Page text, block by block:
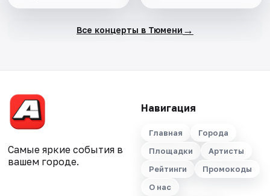
Все концерты в Тюмени →
Самые яркие события в
вашем городе.
Навигация
Главная
Города
Площадки
Артисты
Рейтинги
Промокоды
О нас